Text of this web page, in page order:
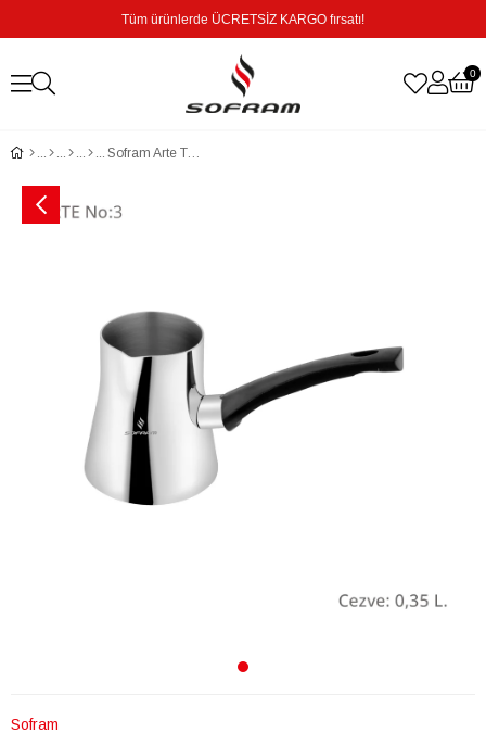
Tüm ürünlerde ÜCRETSİZ KARGO fırsatı!
0
Sofram Arte Tekli No.3 Cezve - 0,35 Litre
Sofram